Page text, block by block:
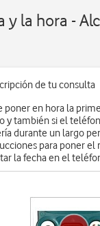
y la hora -
de tu consulta
poner en hora la
y también si el
durante un largo
para poner el
la fecha en el